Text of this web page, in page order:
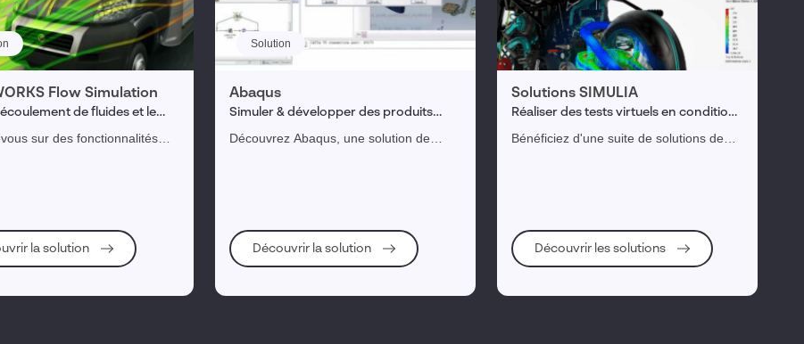
Flow Simulation
de fluides et le
sur des fonctionnalités
la solution
Solution
Abaqus
Simuler & développer des produits
performants
Découvrez Abaqus, une solution de
Découvrir la solution
Solutions SIMULIA
Réaliser des tests virtuels en conditions
réalistes
Bénéficiez d'une suite de solutions de
Découvrir les solutions